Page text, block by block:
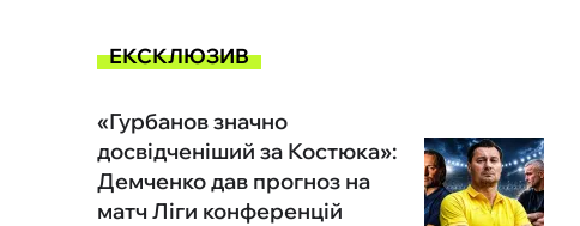
ЕКСКЛЮЗИВ
«Гурбанов значно
досвідченіший за Костюка»:
Демченко дав прогноз на
матч Ліги конференцій